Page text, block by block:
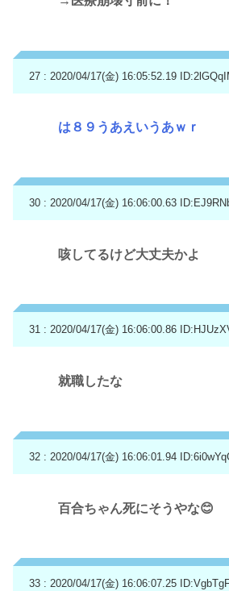
27 : 2020/04/17(金) 16:05:52.19
は８９うあえいうあｗｒ
30 : 2020/04/17(金) 16:06:00.63
咳してるけど大丈夫かよ
31 : 2020/04/17(金) 16:06:00.86
就職したな
32 : 2020/04/17(金) 16:06:01.94
百合ちゃん死にそうやな😊
33 : 2020/04/17(金) 16:06:07.25